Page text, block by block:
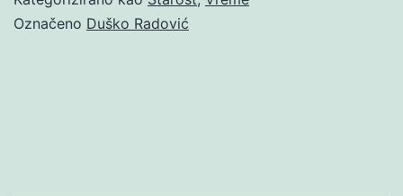
Označeno Duško Radović